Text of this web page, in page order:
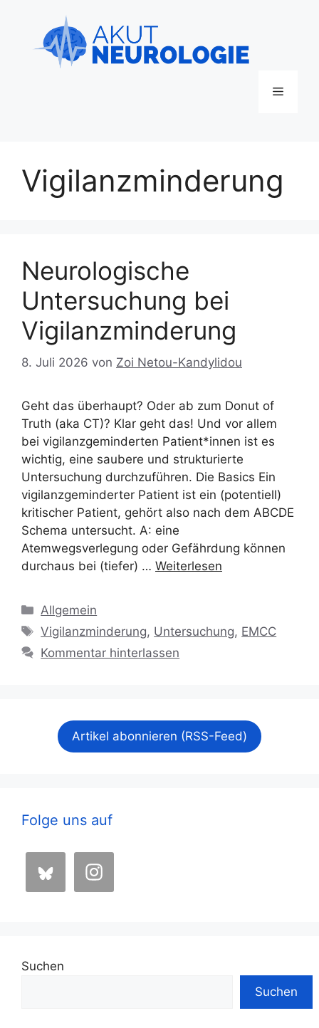
springen
Menü
Vigilanzminderung
Neurologische
Untersuchung bei
Vigilanzminderung
8. Juli 2026 von Zoi Netou-Kandylidou
Geht das überhaupt? Oder ab zum Donut of
Truth (aka CT)? Klar geht das! Und vor allem
bei vigilanzgeminderten Patient*innen ist es
wichtig, eine saubere und strukturierte
Untersuchung durchzuführen. Die Basics Ein
vigilanzgeminderter Patient ist ein (potentiell)
kritischer Patient, gehört also nach dem ABCDE
Schema untersucht. A: eine
Atemwegsverlegung oder Gefährdung können
durchaus bei (tiefer) … Weiterlesen
Kategorien
Allgemein
Schlagwörter
Vigilanzminderung, Untersuchung, EMCC
Kommentar hinterlassen
Artikel abonnieren (RSS-Feed)
Folge uns auf
Suchen
Suchen